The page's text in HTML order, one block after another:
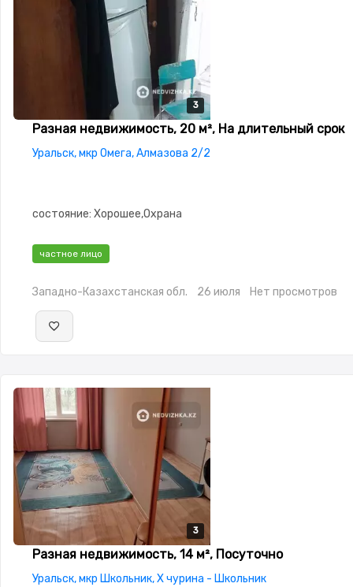
3
3
3
Разная недвижимость, 20 м², На длительный срок
Уральск, мкр Омега, Алмазова 2/2
состояние: Хорошее,Охрана
частное лицо
Западно-Казахстанская обл. 26 июля Нет просмотров
3
3
3
Разная недвижимость, 14 м², Посуточно
Уральск, мкр Школьник, Х чурина - Школьник